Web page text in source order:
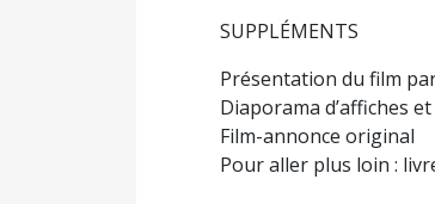
SUPPLÉMENTS
Présentation du film
Diaporama d’affiches
Film-annonce original
Pour aller plus loin :